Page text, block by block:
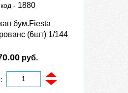
код - 1880
бум.Fiesta
(6шт) 1/144
руб.